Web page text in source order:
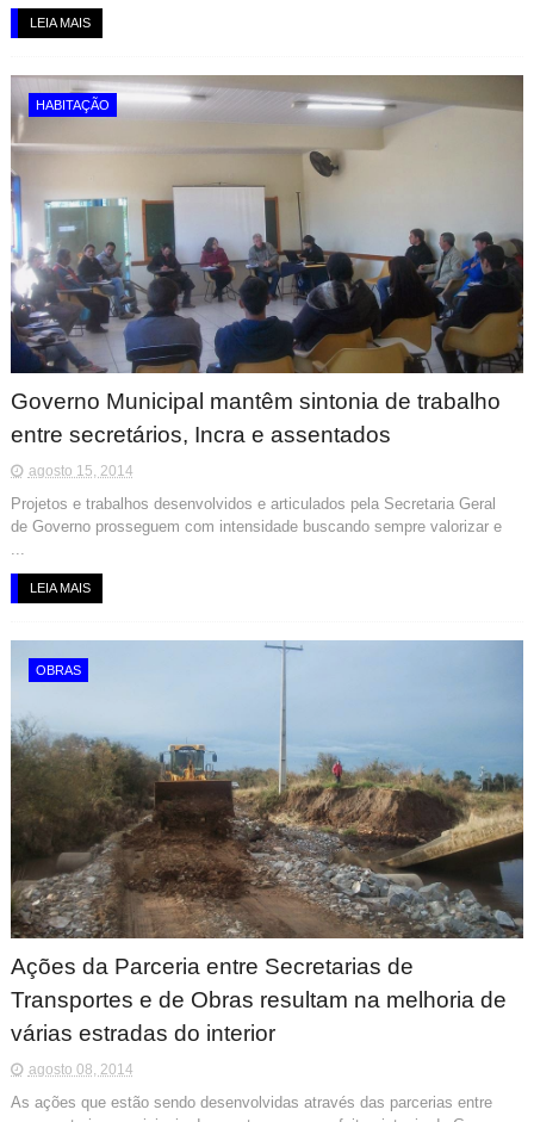
LEIA MAIS
HABITAÇÃO
Governo Municipal mantêm sintonia de trabalho
entre secretários, Incra e assentados
agosto 15, 2014
Projetos e trabalhos desenvolvidos e articulados pela Secretaria Geral
de Governo prosseguem com intensidade buscando sempre valorizar e
LEIA MAIS
OBRAS
Ações da Parceria entre Secretarias de
Transportes e de Obras resultam na melhoria de
várias estradas do interior
agosto 08, 2014
As ações que estão sendo desenvolvidas através das parcerias entre